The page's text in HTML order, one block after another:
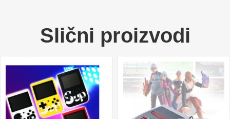
Slični proizvodi